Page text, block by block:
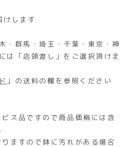
します
・群馬・埼玉・千葉・東京・神
は「店頭渡し」をご選択頂けま
」の送料の欄を参照ください
ス品ですので商品価格には含
ますので鉢に汚れがある場合